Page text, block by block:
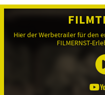
Hier der Werbetrailer für den
FILMERNST-